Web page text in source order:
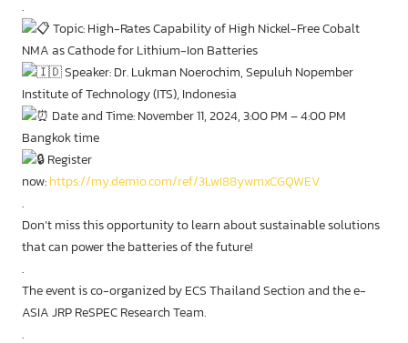
.
Topic: High-Rates Capability of High Nickel-Free Cobalt
NMA as Cathode for Lithium-Ion Batteries
Speaker: Dr. Lukman Noerochim, Sepuluh Nopember
Institute of Technology (ITS), Indonesia
Date and Time: November 11, 2024, 3:00 PM – 4:00 PM
Bangkok time
Register
now:https://my.demio.com/ref/3LwI88ywmxCGQWEV
.
Don’t miss this opportunity to learn about sustainable solutions
that can power the batteries of the future!
.
The event is co-organized by ECS Thailand Section and the e-
ASIA JRP ReSPEC Research Team.
.